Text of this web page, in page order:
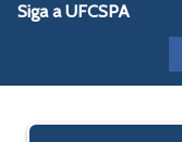
Siga a UFCSPA